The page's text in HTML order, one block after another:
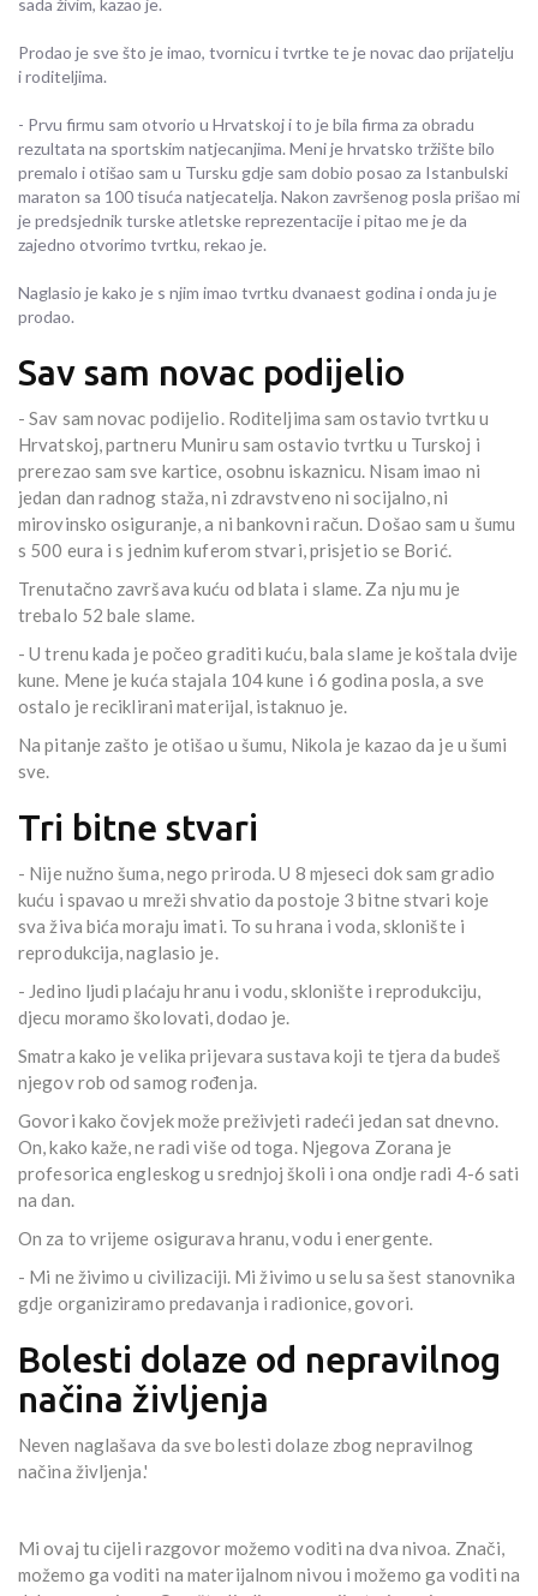
sada živim, kazao je.
Prodao je sve što je imao, tvornicu i tvrtke te je novac dao prijatelju
i roditeljima.
- Prvu firmu sam otvorio u Hrvatskoj i to je bila firma za obradu
rezultata na sportskim natjecanjima. Meni je hrvatsko tržište bilo
premalo i otišao sam u Tursku gdje sam dobio posao za Istanbulski
maraton sa 100 tisuća natjecatelja. Nakon završenog posla prišao mi
je predsjednik turske atletske reprezentacije i pitao me je da
zajedno otvorimo tvrtku, rekao je.
Naglasio je kako je s njim imao tvrtku dvanaest godina i onda ju je
prodao.
Sav sam novac podijelio
- Sav sam novac podijelio. Roditeljima sam ostavio tvrtku u
Hrvatskoj, partneru Muniru sam ostavio tvrtku u Turskoj i
prerezao sam sve kartice, osobnu iskaznicu. Nisam imao ni
jedan dan radnog staža, ni zdravstveno ni socijalno, ni
mirovinsko osiguranje, a ni bankovni račun. Došao sam u šumu
s 500 eura i s jednim kuferom stvari, prisjetio se Borić.
Trenutačno završava kuću od blata i slame. Za nju mu je
trebalo 52 bale slame.
- U trenu kada je počeo graditi kuću, bala slame je koštala dvije
kune. Mene je kuća stajala 104 kune i 6 godina posla, a sve
ostalo je reciklirani materijal, istaknuo je.
Na pitanje zašto je otišao u šumu, Nikola je kazao da je u šumi
sve.
Tri bitne stvari
- Nije nužno šuma, nego priroda. U 8 mjeseci dok sam gradio
kuću i spavao u mreži shvatio da postoje 3 bitne stvari koje
sva živa bića moraju imati. To su hrana i voda, sklonište i
reprodukcija, naglasio je.
- Jedino ljudi plaćaju hranu i vodu, sklonište i reprodukciju,
djecu moramo školovati, dodao je.
Smatra kako je velika prijevara sustava koji te tjera da budeš
njegov rob od samog rođenja.
Govori kako čovjek može preživjeti radeći jedan sat dnevno.
On, kako kaže, ne radi više od toga. Njegova Zorana je
profesorica engleskog u srednjoj školi i ona ondje radi 4-6 sati
na dan.
On za to vrijeme osigurava hranu, vodu i energente.
- Mi ne živimo u civilizaciji. Mi živimo u selu sa šest stanovnika
gdje organiziramo predavanja i radionice, govori.
Bolesti dolaze od nepravilnog
načina življenja
Neven naglašava da sve bolesti dolaze zbog nepravilnog
načina življenja.'
Mi ovaj tu cijeli razgovor možemo voditi na dva nivoa. Znači,
možemo ga voditi na materijalnom nivou i možemo ga voditi na